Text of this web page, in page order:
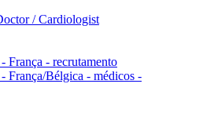
/ Cardiologist
França - recrutamento
França/Bélgica - médicos -